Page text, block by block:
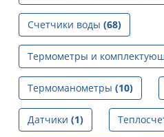
Счетчики воды (68)
Термометры и
Термоманометры (10)
Датчики (1)